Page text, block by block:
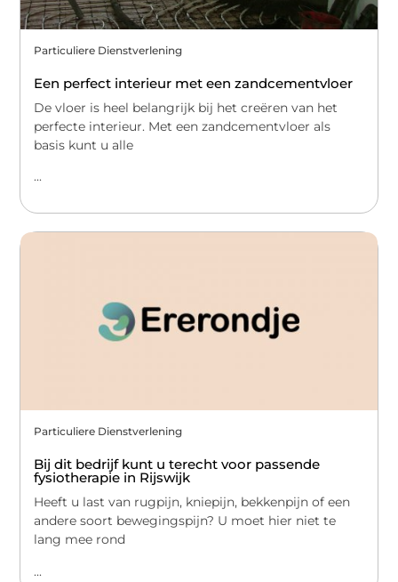
Particuliere Dienstverlening
Een perfect interieur met een zandcementvloer
De vloer is heel belangrijk bij het creëren van het
perfecte interieur. Met een zandcementvloer als
basis kunt u alle
...
Particuliere Dienstverlening
Bij dit bedrijf kunt u terecht voor passende
fysiotherapie in Rijswijk
Heeft u last van rugpijn, kniepijn, bekkenpijn of een
andere soort bewegingspijn? U moet hier niet te
lang mee rond
...